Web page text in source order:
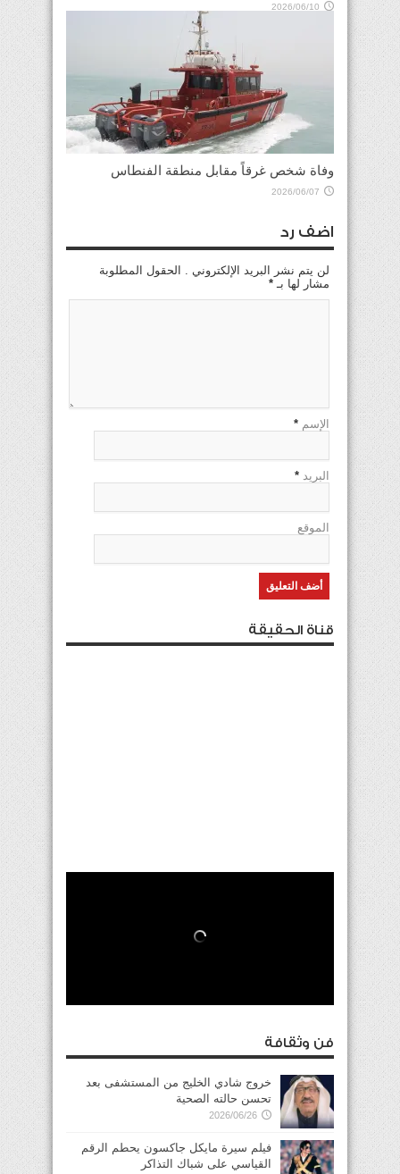
2026/06/10
وفاة شخص غرقاً مقابل منطقة الفنطاس
2026/06/07
اضف رد
لن يتم نشر البريد الإلكتروني . الحقول المطلوبة
مشار لها بـ *
الإسم *
البريد *
الموقع
قناة الحقيقة
فن وثقافة
خروج شادي الخليج من المستشفى بعد
تحسن حالته الصحية
2026/06/26
فيلم سيرة مايكل جاكسون يحطم الرقم
القياسي على شباك التذاكر